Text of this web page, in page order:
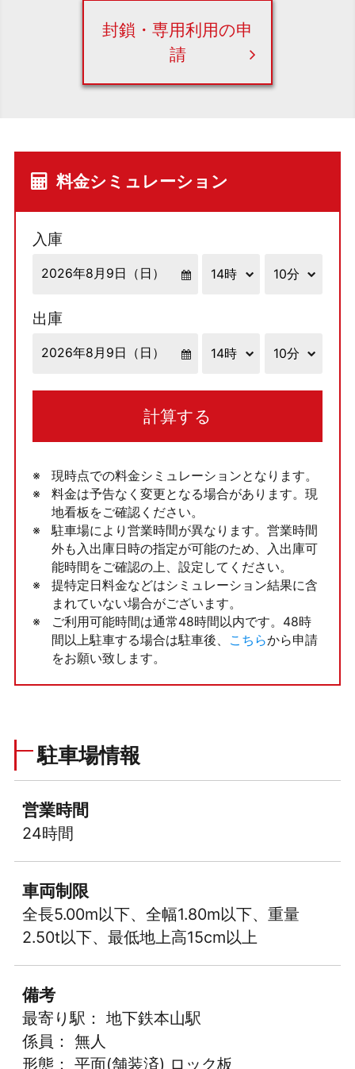
封鎖・専用利用の申
請
料金シミュレーション
入庫
出庫
計算する
現時点での料金シミュレーションとなります。
料金は予告なく変更となる場合があります。現
地看板をご確認ください。
駐車場により営業時間が異なります。営業時間
外も入出庫日時の指定が可能のため、入出庫可
能時間をご確認の上、設定してください。
提特定日料金などはシミュレーション結果に含
まれていない場合がございます。
ご利用可能時間は通常48時間以内です。48時
間以上駐車する場合は駐車後、
こちらから申請
をお願い致します。
駐車場情報
営業時間
24時間
車両制限
全長5.00m以下、全幅1.80m以下、重量
2.50t以下、最低地上高15cm以上
備考
最寄り駅： 地下鉄本山駅
係員： 無人
形態： 平面(舗装済) ロック板